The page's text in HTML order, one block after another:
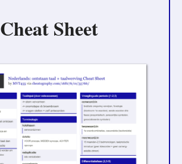
Cheat Sheet